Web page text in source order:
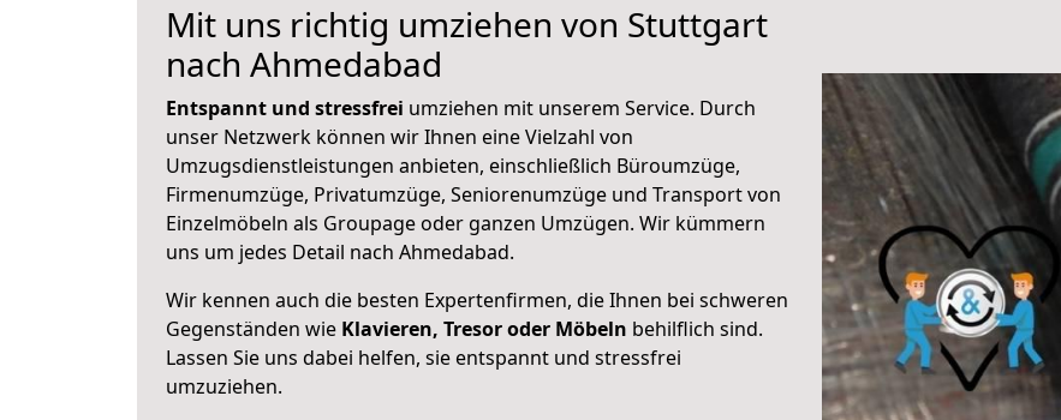
Mit uns richtig umziehen von Stuttgart
nach Ahmedabad
Entspannt und stressfrei umziehen mit unserem Service. Durch
unser Netzwerk können wir Ihnen eine Vielzahl von
Umzugsdienstleistungen anbieten, einschließlich Büroumzüge,
Firmenumzüge, Privatumzüge, Seniorenumzüge und Transport von
Einzelmöbeln als Groupage oder ganzen Umzügen. Wir kümmern
uns um jedes Detail nach Ahmedabad.
Wir kennen auch die besten Expertenfirmen, die Ihnen bei schweren
Gegenständen wie Klavieren, Tresor oder Möbeln behilflich sind.
Lassen Sie uns dabei helfen, sie entspannt und stressfrei
umzuziehen.